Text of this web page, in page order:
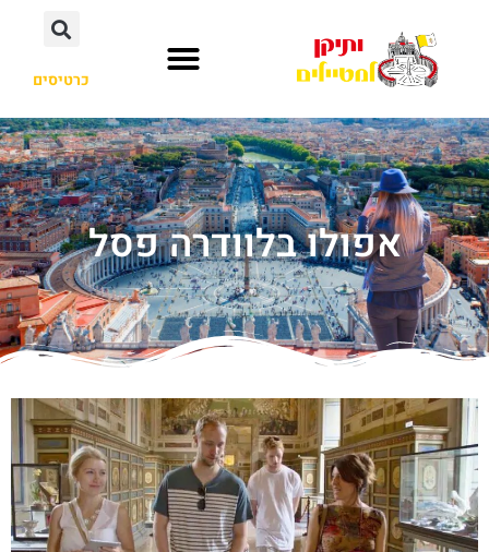
כרטיסים
אפולו בלוודרה פסל